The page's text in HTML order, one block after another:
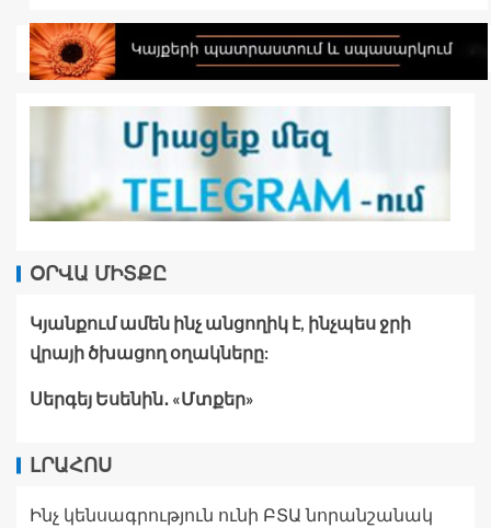
ՕՐՎԱ ՄԻՏՔԸ
Կյանքում ամեն ինչ անցողիկ է, ինչպես ջրի
վրայի ծխացող օղակները:
Սերգեյ Եսենին․ «Մտքեր»
ԼՐԱՀՈՍ
Ինչ կենսագրություն ունի ԲՏԱ նորանշանակ